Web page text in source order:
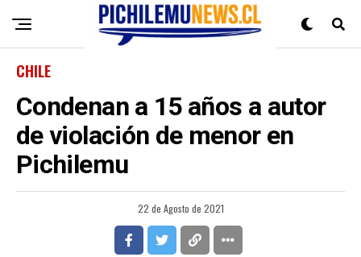
CHILE
Condenan a 15 años a autor
de violación de menor en
Pichilemu
22 de Agosto de 2021